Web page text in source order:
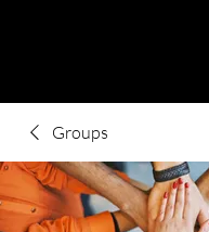
Groups